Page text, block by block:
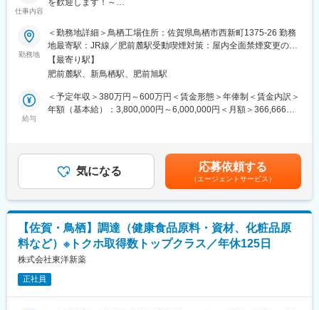
仕事内容
を歓迎します！～
佐賀県鳥栖市の飲料工場にて総務（安全衛生）のお仕事をお任せ
します。
■主業務
・安全衛生管理
・産業廃棄物廃棄管理
・工場内設備の点検、保全業務
・保安/防災業務
・福利厚生関係業務
・官公庁との渉外・地域との渉外
・社会貢献活動
■組織構成
鳥栖工場には3名の総務スタッフが在籍しています。
新しくご入社いただく方には、責任者候補として全体を見ながら
業務管理をしていただくことを期待しています。
勤務地
＜勤務地詳細＞鳥栖工場住所：佐賀県鳥栖市西新町1375-26 勤務
地最寄駅：JR線／肥前麓駅受動喫煙対策：屋内全面禁煙変更の範
囲：会社の定める事業所
【最寄り駅】
肥前麓駅、新鳥栖駅、肥前旭駅
給与
＜予定年収＞380万円～600万円＜賃金形態＞年俸制＜賃金内訳＞
年額（基本給）：3,800,000円～6,000,000円＜月額＞366,666円
プを実施しています。賃金はあくまでも目安の金額であり、選考
を通じて上下する可能性があります。月給(月額)は固定手当を含め
た表記です。
気になる 応募依頼する
（エージェントサービス）
【佐賀・鳥栖】調達（健康食品原料・資材、化粧品原
料など）※トクホ取得数トップクラス／年休125日
株式会社東洋新薬
正社員